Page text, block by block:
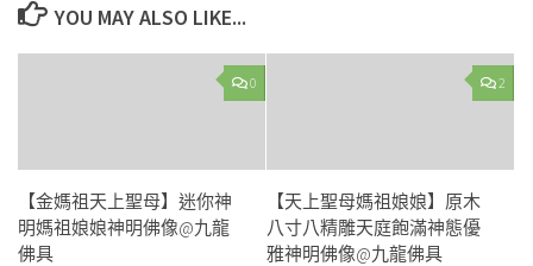
YOU MAY ALSO LIKE...
0
【金媽祖天上聖母】迷你神
明媽祖娘娘神明佛像@九龍
佛具
2
【天上聖母媽祖娘娘】原木
八寸八精雕天庭飽滿神態優
雅神明佛像@九龍佛具